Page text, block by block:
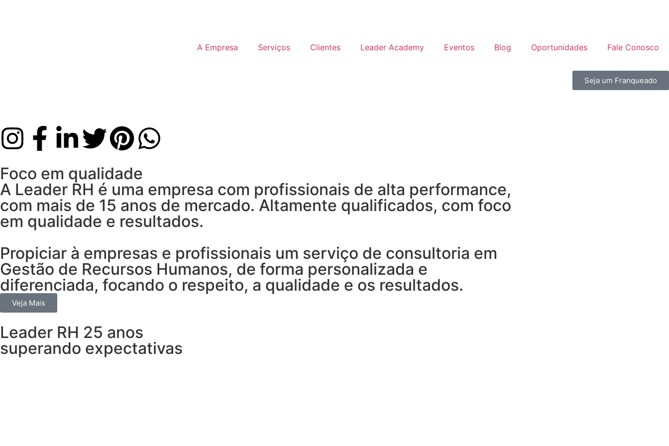
A Empresa Serviços Clientes Leader Academy Eventos Blog Oportunidades Fale Conosco
Seja um Franqueado
Foco em qualidade
A Leader RH é uma empresa com profissionais de alta performance,
com mais de 15 anos de mercado. Altamente qualificados, com foco
em qualidade e resultados.
Propiciar à empresas e profissionais um serviço de consultoria em
Gestão de Recursos Humanos, de forma personalizada e
diferenciada, focando o respeito, a qualidade e os resultados.
Veja Mais
Leader RH 25 anos
superando expectativas